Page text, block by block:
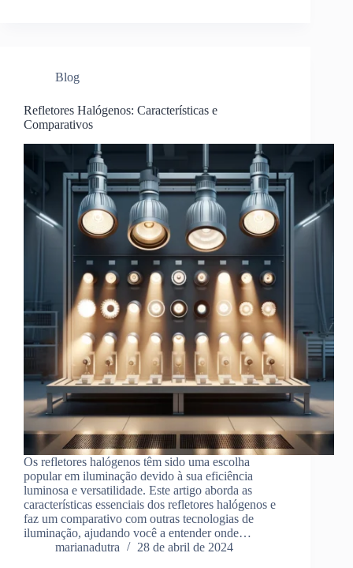
Blog
Refletores Halógenos: Características e
Comparativos
Os refletores halógenos têm sido uma escolha
popular em iluminação devido à sua eficiência
luminosa e versatilidade. Este artigo aborda as
características essenciais dos refletores halógenos e
faz um comparativo com outras tecnologias de
iluminação, ajudando você a entender onde…
marianadutra
28 de abril de 2024